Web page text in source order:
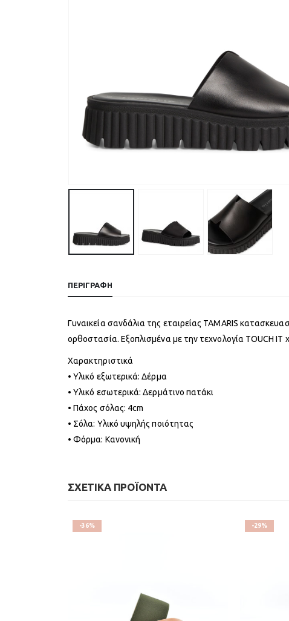
ΠΕΡΙΓΡΑΦΉ
Γυναικεία σανδάλια της εταιρείας TAMARIS
ορθοστασία. Εξοπλισμένα με την τεχνολογία TOUCH
Χαρακτηριστικά
• Υλικό εξωτερικά: Δέρμα
• Υλικό εσωτερικά: Δερμάτινο πατάκι
• Πάχος σόλας: 4cm
• Σόλα: Υλικό υψηλής ποιότητας
• Φόρμα: Κανονική
ΣΧΕΤΙΚΆ ΠΡΟΪΌΝΤΑ
-36% -29%